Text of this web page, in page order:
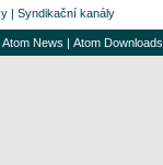
| Syndikační kanály
Atom News | Atom Downloads